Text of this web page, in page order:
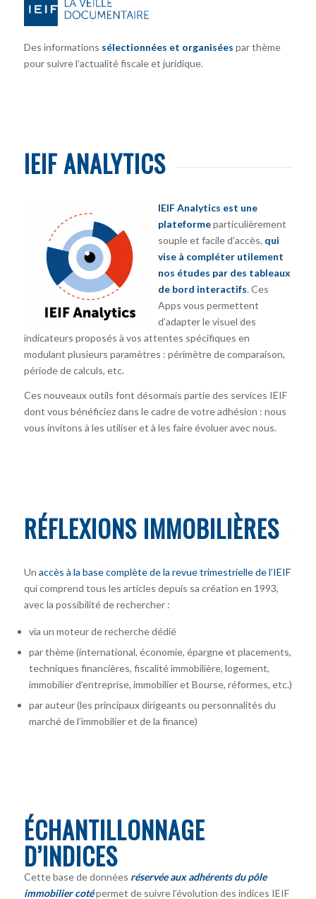
Des informations sélectionnées et organisées par thème
pour suivre l’actualité fiscale et juridique.
IEIF ANALYTICS
IEIF Analytics est une
plateformeparticulièrement
souple et facile d’accès, qui
vise à compléter utilement
nos études par des tableaux
de bord interactifs. Ces
Apps vous permettent
d’adapter le visuel des
indicateurs proposés à vos attentes spécifiques en
modulant plusieurs paramètres : périmètre de comparaison,
période de calculs, etc.
Ces nouveaux outils font désormais partie des services IEIF
dont vous bénéficiez dans le cadre de votre adhésion : nous
vous invitons à les utiliser et à les faire évoluer avec nous.
RÉFLEXIONS IMMOBILIÈRES
Un accès à la base complète de la revue trimestrielle de l’IEIF
qui comprend tous les articles depuis sa création en 1993,
avec la possibilité de rechercher :
via un moteur de recherche dédié
par thème (international, économie, épargne et placements,
techniques financières, fiscalité immobilière, logement,
immobilier d’entreprise, immobilier et Bourse, réformes, etc.)
par auteur (les principaux dirigeants ou personnalités du
marché de l’immobilier et de la finance)
ÉCHANTILLONNAGE
D’INDICES
Cette base de données réservée aux adhérents du pôle
immobilier coté permet de suivre l’évolution des indices IEIF